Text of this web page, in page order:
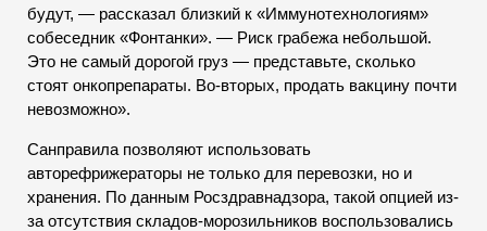
будут, — рассказал близкий к «Иммунотехнологиям»
собеседник «Фонтанки». — Риск грабежа небольшой.
Это не самый дорогой груз — представьте, сколько
стоят онкопрепараты. Во-вторых, продать вакцину почти
невозможно».
Санправила позволяют использовать
авторефрижераторы не только для перевозки, но и
хранения. По данным Росздравнадзора, такой опцией из-
за отсутствия складов-морозильников воспользовались